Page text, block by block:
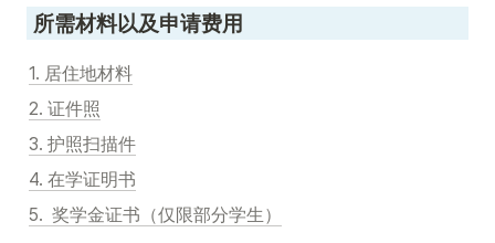
所需材料以及申请费用
1. 居住地材料
2. 证件照
3. 护照扫描件
4. 在学证明书
5.  奖学金证书（仅限部分学生）